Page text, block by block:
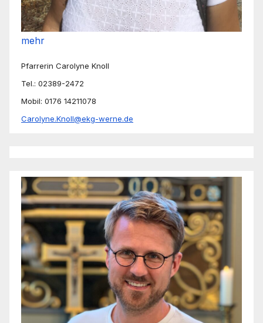
mehr
Pfarrerin Carolyne Knoll
Tel.: 02389-2472
Mobil: 0176 14211078
Carolyne.Knoll@ekg-werne.de